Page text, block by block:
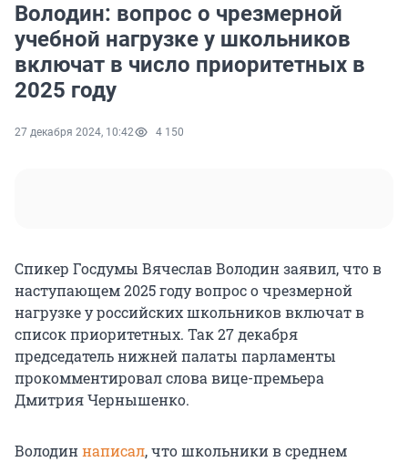
Володин: вопрос о чрезмерной
учебной нагрузке у школьников
включат в число приоритетных в
2025 году
27 декабря 2024, 10:42 4 150
Спикер Госдумы Вячеслав Володин заявил, что в
наступающем 2025 году вопрос о чрезмерной
нагрузке у российских школьников включат в
список приоритетных. Так 27 декабря
председатель нижней палаты парламенты
прокомментировал слова вице-премьера
Дмитрия Чернышенко.
Володиннаписал, что школьники в среднем